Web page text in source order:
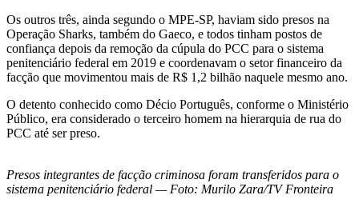
Os outros três, ainda segundo o MPE-SP, haviam sido presos na
Operação Sharks, também do Gaeco, e todos tinham postos de
confiança depois da remoção da cúpula do PCC para o sistema
penitenciário federal em 2019 e coordenavam o setor financeiro da
facção que movimentou mais de R$ 1,2 bilhão naquele mesmo ano.
O detento conhecido como Décio Português, conforme o Ministério
Público, era considerado o terceiro homem na hierarquia de rua do
PCC até ser preso.
Presos integrantes de facção criminosa foram transferidos para o
sistema penitenciário federal — Foto: Murilo Zara/TV Fronteira